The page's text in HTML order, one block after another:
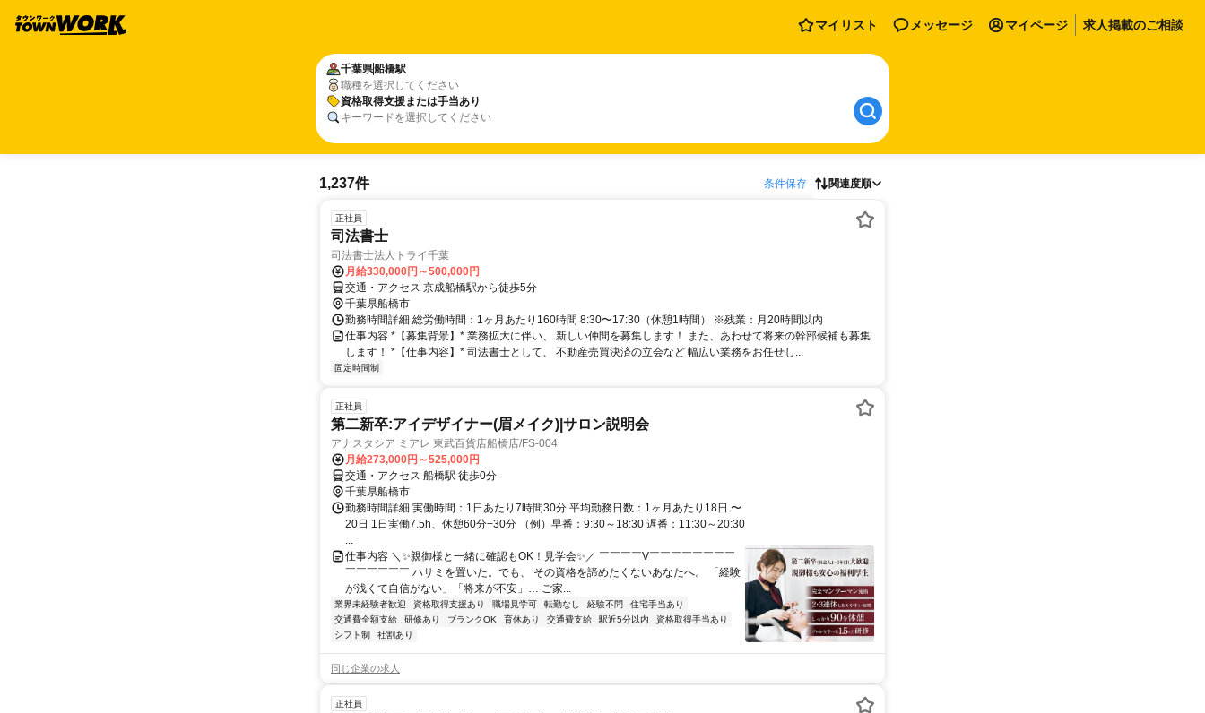
マイリスト メッセージ マイページ 求人掲載のご相談
千葉県船橋駅
職種を選択してください
資格取得支援または手当あり
キーワードを選択してください
1,237件 条件保存 関連度順
正社員
司法書士
司法書士法人トライ千葉
月給330,000円～500,000円
交通・アクセス 京成船橋駅から徒歩5分
千葉県船橋市
勤務時間詳細 総労働時間：1ヶ月あたり160時間 8:30〜17:30（休憩1時間） ※残業：月20時間以内
仕事内容 *【募集背景】* 業務拡大に伴い、 新しい仲間を募集します！ また、あわせて将来の幹部候補も募集
します！ *【仕事内容】* 司法書士として、 不動産売買決済の立会など 幅広い業務をお任せし...
固定時間制
正社員
第二新卒:アイデザイナー(眉メイク)|サロン説明会
アナスタシア ミアレ 東武百貨店船橋店/FS-004
月給273,000円～525,000円
交通・アクセス 船橋駅 徒歩0分
千葉県船橋市
勤務時間詳細 実働時間：1日あたり7時間30分 平均勤務日数：1ヶ月あたり18日 〜
20日 1日実働7.5h、休憩60分+30分 （例）早番：9:30～18:30 遅番：11:30～20:30
...
仕事内容 ＼✨親御様と一緒に確認もOK！見学会✨／ ￣￣￣￣V￣￣￣￣￣￣￣￣
￣￣￣￣￣￣ ハサミを置いた。でも、 その資格を諦めたくないあなたへ。 「経験
が浅くて自信がない」「将来が不安」… ご家...
業界未経験者歓迎 資格取得支援あり 職場見学可 転勤なし 経験不問
住宅手当あり
交通費全額支給
研修あり ブランクOK 育休あり 交通費支給 駅近5分以内
資格取得手当あり
シフト制
社割あり
同じ企業の求人
正社員